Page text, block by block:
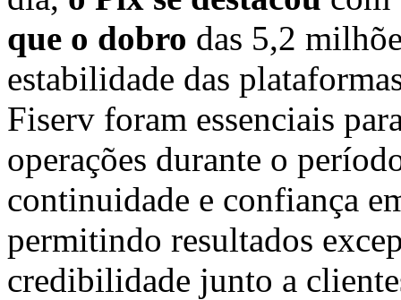
que o dobro das 5,2
estabilidade das
Fiserv foram essenciais
operações durante o
continuidade e confiança
permitindo resultados
credibilidade junto a